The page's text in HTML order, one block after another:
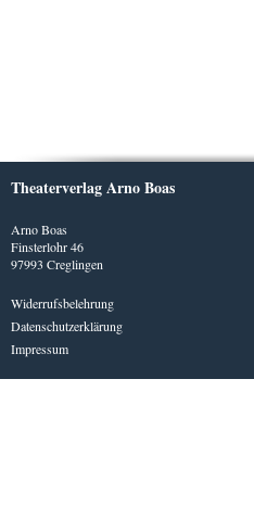
Theaterverlag Arno Boas
Arno Boas
Finsterlohr 46
97993 Creglingen
Widerrufsbelehrung
Datenschutzerklärung
Impressum